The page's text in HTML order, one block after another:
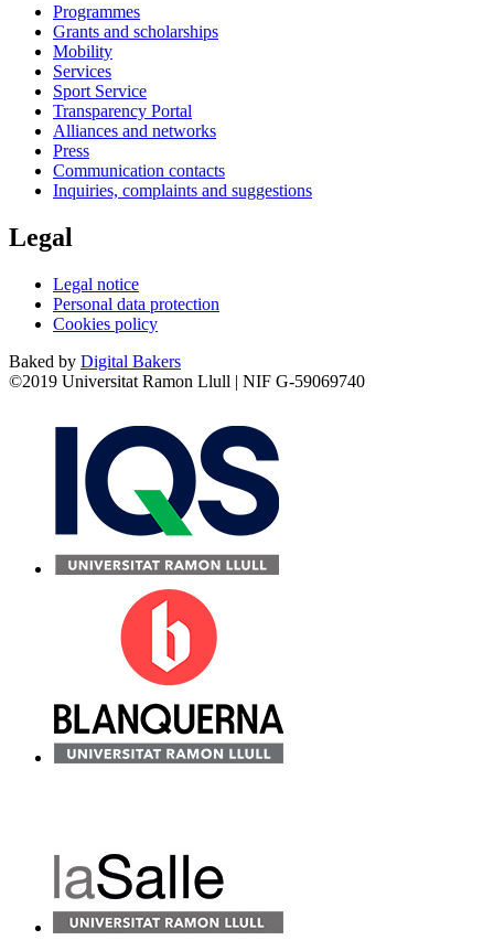
Programmes
Grants and scholarships
Mobility
Services
Sport Service
Transparency Portal
Alliances and networks
Press
Communication contacts
Inquiries, complaints and suggestions
Legal
Legal notice
Personal data protection
Cookies policy
Baked by Digital Bakers
©2019 Universitat Ramon Llull | NIF G-59069740